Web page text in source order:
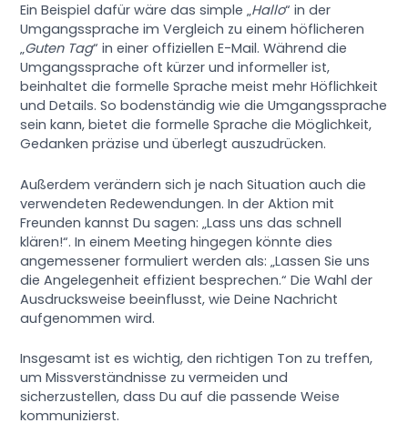
Ein Beispiel dafür wäre das simple „Hallo“ in der
Umgangssprache im Vergleich zu einem höflicheren
„Guten Tag“ in einer offiziellen E-Mail. Während die
Umgangssprache oft kürzer und informeller ist,
beinhaltet die formelle Sprache meist mehr Höflichkeit
und Details. So bodenständig wie die Umgangssprache
sein kann, bietet die formelle Sprache die Möglichkeit,
Gedanken präzise und überlegt auszudrücken.
Außerdem verändern sich je nach Situation auch die
verwendeten Redewendungen. In der Aktion mit
Freunden kannst Du sagen: „Lass uns das schnell
klären!“. In einem Meeting hingegen könnte dies
angemessener formuliert werden als: „Lassen Sie uns
die Angelegenheit effizient besprechen.“ Die Wahl der
Ausdrucksweise beeinflusst, wie Deine Nachricht
aufgenommen wird.
Insgesamt ist es wichtig, den richtigen Ton zu treffen,
um Missverständnisse zu vermeiden und
sicherzustellen, dass Du auf die passende Weise
kommunizierst.